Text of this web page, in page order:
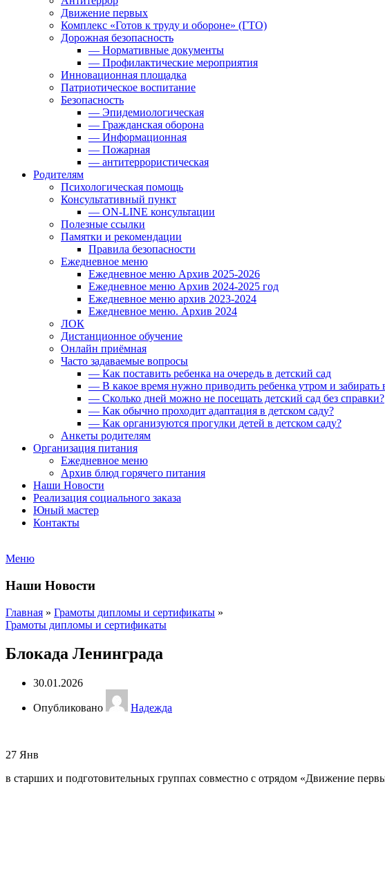
Движение первых
Комплекс «Готов к труду и обороне» (ГТО)
Дорожная безопасность
— Нормативные документы
— Профилактические мероприятия
Инновационная площадка
Патриотическое воспитание
Безопасность
— Эпидемиологическая
— Гражданская оборона
— Информационная
— Пожарная
— антитеррористическая
Родителям
Психологическая помощь
Консультативный пункт
— ON-LINE консультации
Полезные ссылки
Памятки и рекомендации
Правила безопасности
Ежедневное меню
Ежедневное меню Архив 2025-2026
Ежедневное меню Архив 2024-2025 год
Ежедневное меню архив 2023-2024
Ежедневное меню. Архив 2024
ЛОК
Дистанционное обучение
Онлайн приёмная
Часто задаваемые вопросы
— Как поставить ребенка на очередь в детский сад
— В какое время нужно приводить ребенка утром и забирать
— Сколько дней можно не посещать детский сад без справки?
— Как обычно проходит адаптация в детском саду?
— Как организуются прогулки детей в детском саду?
Анкеты родителям
Организация питания
Ежедневное меню
Архив блюд горячего питания
Наши Новости
Реализация социального заказа
Юный мастер
Контакты
Меню
Наши Новости
Главная » Грамоты дипломы и сертификаты »
Грамоты дипломы и сертификаты
Блокада Ленинграда
30.01.2026
Опубликовано Надежда
27 Янв
в старших и подготовительных группах совместно с отрядом «Движение